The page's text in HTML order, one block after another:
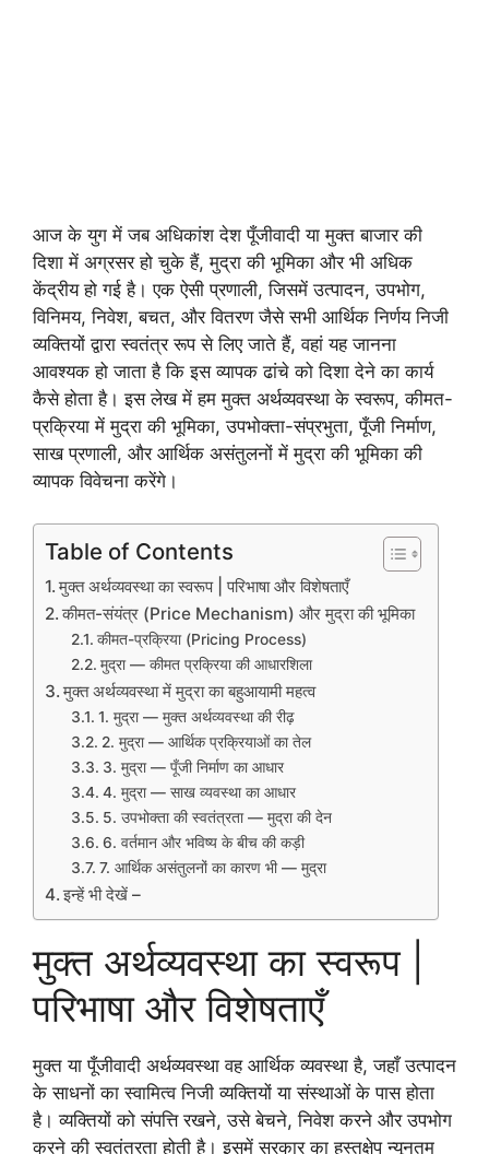
आज के युग में जब अधिकांश देश पूँजीवादी या मुक्त बाजार की
दिशा में अग्रसर हो चुके हैं, मुद्रा की भूमिका और भी अधिक
केंद्रीय हो गई है। एक ऐसी प्रणाली, जिसमें उत्पादन, उपभोग,
विनिमय, निवेश, बचत, और वितरण जैसे सभी आर्थिक निर्णय निजी
व्यक्तियों द्वारा स्वतंत्र रूप से लिए जाते हैं, वहां यह जानना
आवश्यक हो जाता है कि इस व्यापक ढांचे को दिशा देने का कार्य
कैसे होता है। इस लेख में हम मुक्त अर्थव्यवस्था के स्वरूप, कीमत-
प्रक्रिया में मुद्रा की भूमिका, उपभोक्ता-संप्रभुता, पूँजी निर्माण,
साख प्रणाली, और आर्थिक असंतुलनों में मुद्रा की भूमिका की
व्यापक विवेचना करेंगे।
Table of Contents
मुक्त अर्थव्यवस्था का स्वरूप | परिभाषा और विशेषताएँ
कीमत-संयंत्र (Price Mechanism) और मुद्रा की भूमिका
कीमत-प्रक्रिया (Pricing Process)
मुद्रा — कीमत प्रक्रिया की आधारशिला
मुक्त अर्थव्यवस्था में मुद्रा का बहुआयामी महत्व
1. मुद्रा — मुक्त अर्थव्यवस्था की रीढ़
2. मुद्रा — आर्थिक प्रक्रियाओं का तेल
3. मुद्रा — पूँजी निर्माण का आधार
4. मुद्रा — साख व्यवस्था का आधार
5. उपभोक्ता की स्वतंत्रता — मुद्रा की देन
6. वर्तमान और भविष्य के बीच की कड़ी
7. आर्थिक असंतुलनों का कारण भी — मुद्रा
इन्हें भी देखें –
मुक्त अर्थव्यवस्था का स्वरूप |
परिभाषा और विशेषताएँ
मुक्त या पूँजीवादी अर्थव्यवस्था वह आर्थिक व्यवस्था है, जहाँ उत्पादन
के साधनों का स्वामित्व निजी व्यक्तियों या संस्थाओं के पास होता
है। व्यक्तियों को संपत्ति रखने, उसे बेचने, निवेश करने और उपभोग
करने की स्वतंत्रता होती है। इसमें सरकार का हस्तक्षेप न्यूनतम